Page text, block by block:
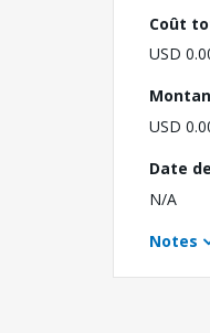
Coût
USD
USD
Date
N/A
Notes